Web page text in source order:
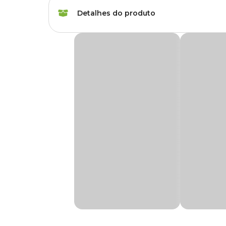
Gênero Unissex
Detalhes do produto